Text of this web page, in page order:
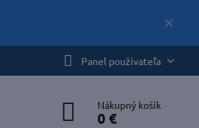
✕
Panel používateľa
Nákupný košík
0 €